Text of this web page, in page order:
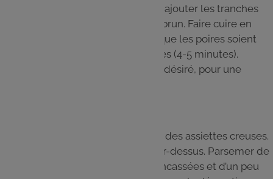
fondre le beurre à feu moyen puis ajouter les tranches
de poires et saupoudrez de sucre brun. Faire cuire en
remuant délicatement jusqu’à ce que les poires soient
dorées et légèrement caramélisées (4-5 minutes).
Ajouter une pincée de cannelle, si désiré, pour une
Disposer l’orzotto bien chaud dans des assiettes creuses.
Ajouter les poires caramélisées par-dessus. Parsemer de
copeaux de parmesan, de noix concassées et d’un peu